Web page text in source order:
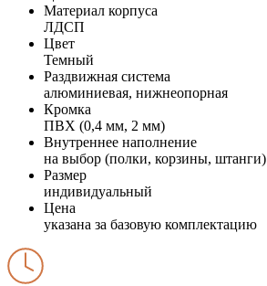
Материал корпуса
ЛДСП
Цвет
Темный
Раздвижная система
алюминиевая, нижнеопорная
Кромка
ПВХ (0,4 мм, 2 мм)
Внутреннее наполнение
на выбор (полки, корзины, штанги)
Размер
индивидуальный
Цена
указана за базовую комплектацию